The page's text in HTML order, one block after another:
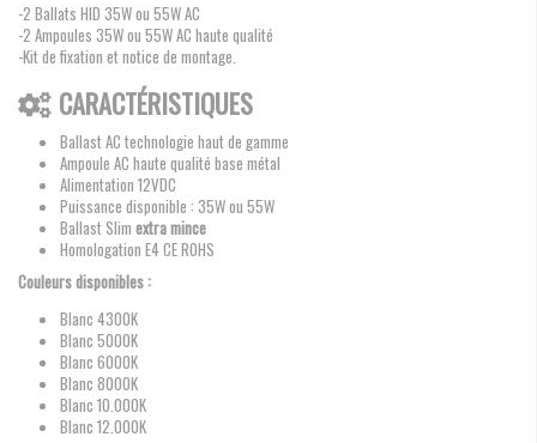
-2 Ballats HID 35W ou 55W AC
-2 Ampoules 35W ou 55W AC haute qualité
-Kit de fixation et notice de montage.
CARACTÉRISTIQUES
Ballast AC technologie haut de gamme
Ampoule AC haute qualité base métal
Alimentation 12VDC
Puissance disponible : 35W ou 55W
Ballast Slim extra mince
Homologation E4 CE ROHS
Couleurs disponibles :
Blanc 4300K
Blanc 5000K
Blanc 6000K
Blanc 8000K
Blanc 10.000K
Blanc 12.000K